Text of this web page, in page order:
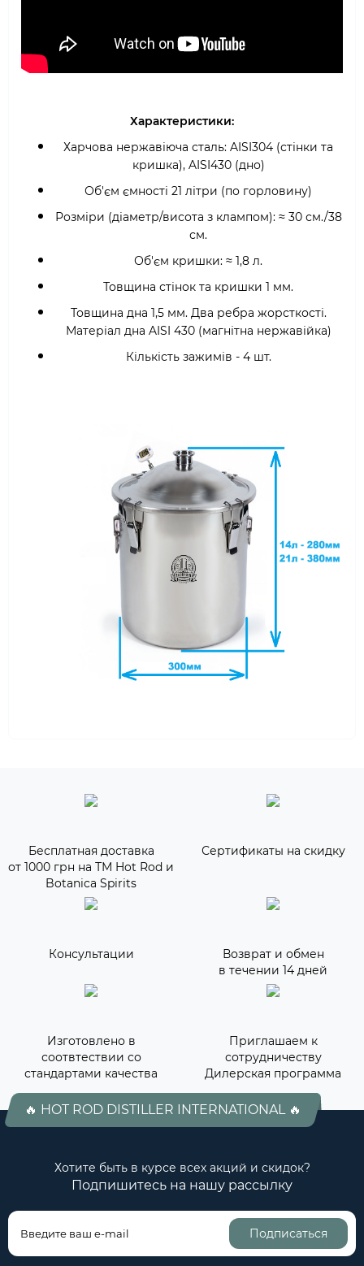
Характеристики:
Харчова нержавіюча сталь: AISI304 (стінки та
кришка), AISI430 (дно)
Об'єм ємності 21 літри (по горловину)
Розміри (діаметр/висота з клампом):≈ 30 см./38
см.
Об'єм кришки: ≈ 1,8 л.
Товщина стінок та кришки 1 мм.
Товщина дна 1,5 мм. Два ребра жорсткості.
Матеріал дна AISI 430 (магнітна нержавійка)
Кількість зажимів - 4 шт.
Бесплатная доставка
от 1000 грн на ТМ Hot Rod и
Botanica Spirits
Сертификаты на скидку
Консультации
Возврат и обмен
в течении 14 дней
Изготовлено в
соотвтествии со
стандартами качества
Приглашаем к
сотрудничеству
Дилерская программа
🔥 HOT ROD DISTILLER INTERNATIONAL 🔥
Хотите быть в курсе всех акций и скидок?
Подпишитесь на нашу рассылку
Подписаться